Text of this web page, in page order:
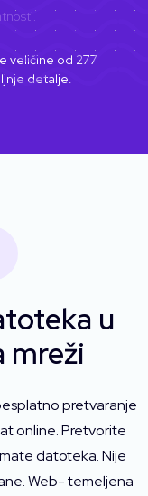
.
veličine od 277
detalje.
u
mreži
pretvaranje
online. Pretvorite
datoteka. Nije
Web- temeljena